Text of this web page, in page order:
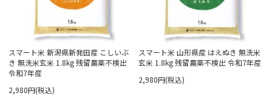
スマート米 新潟県新発田産 こしいぶ
き 無洗米玄米 1.8kg 残留農薬不検出
令和7年産
2,980円(税込)
スマート米 山形県産 はえぬき 無洗米
玄米 1.8kg 残留農薬不検出 令和7年産
2,980円(税込)